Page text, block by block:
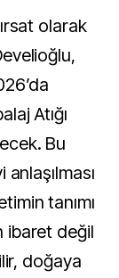
olarak
Atığı
Bu
tanımı
ibaret değil
doğaya